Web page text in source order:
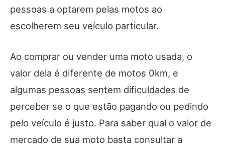
pessoas a optarem pelas motos ao
escolherem seu veículo particular.
Ao comprar ou vender uma moto usada, o
valor dela é diferente de motos 0km, e
algumas pessoas sentem dificuldades de
perceber se o que estão pagando ou pedindo
pelo veículo é justo. Para saber qual o valor de
mercado de sua moto basta consultar a